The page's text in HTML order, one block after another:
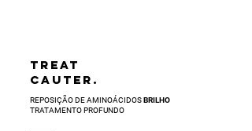
TREAT
CAUTER.
REPOSIÇÃO DE AMINOÁCIDOSBRILHO
TRATAMENTO PROFUNDO